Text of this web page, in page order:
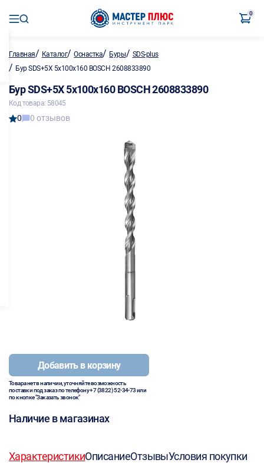
0
Главная/ Каталог/Оснастка/ Буры/ SDS-plus
/ Бур SDS+5X 5х100х160 BOSCH 2608833890
Бур SDS+5X 5х100х160 BOSCH 2608833890
Код товара: 58045
0 0 отзывов
Добавить в корзину
Товара нет в наличии, уточняйте возможность
поставки под заказ по телефону+7 (3822) 52-34-73или
по кнопке "Заказать звонок"
Наличие в магазинах
ХарактеристикиОписаниеОтзывыУсловия покупки